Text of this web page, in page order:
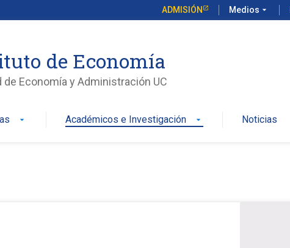
ADMISIÓN Medios arrow_drop_down
de Economía
de Economía y Administración UC
arrow_drop_down Académicos e Investigación arrow_drop_down Noticias